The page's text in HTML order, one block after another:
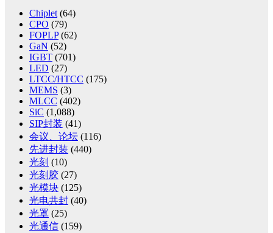
Chiplet (64)
CPO (79)
FOPLP(62)
GaN (52)
IGBT (701)
LED (27)
LTCC/HTCC (175)
MEMS (3)
MLCC (402)
SiC (1,088)
SIP封装 (41)
会议、论坛 (116)
先进封装 (440)
光刻 (10)
光刻胶 (27)
光模块 (125)
光电共封 (40)
光罩 (25)
光通信 (159)